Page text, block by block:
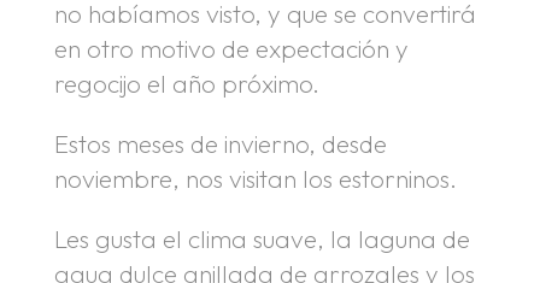
no habíamos visto, y que se convertirá
en otro motivo de expectación y
regocijo el año próximo.
Estos meses de invierno, desde
noviembre, nos visitan los estorninos.
Les gusta el clima suave, la laguna de
agua dulce anillada de arrozales y los